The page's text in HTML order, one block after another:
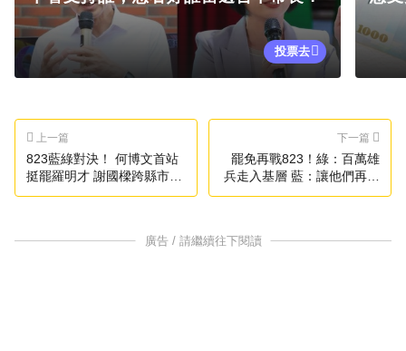
投票去
上一篇
823藍綠對決！ 何博文首站
挺罷羅明才 謝國樑跨縣市反
罷
下一篇
罷免再戰823！綠：百萬雄
兵走入基層 藍：讓他們再輸
一次
廣告 / 請繼續往下閱讀